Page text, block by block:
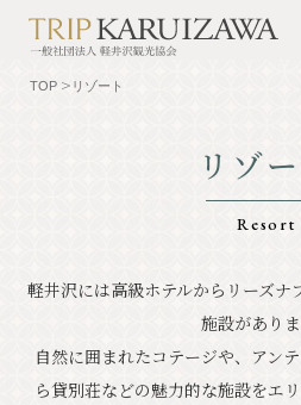
黒 青
軽井沢を知る
TOP リゾート
リゾ
Resort
軽井沢には高級ホテルからリーズナ
施設がありま
自然に囲まれたコテージや、アン
ら貸別荘などの魅力的な施設をエ